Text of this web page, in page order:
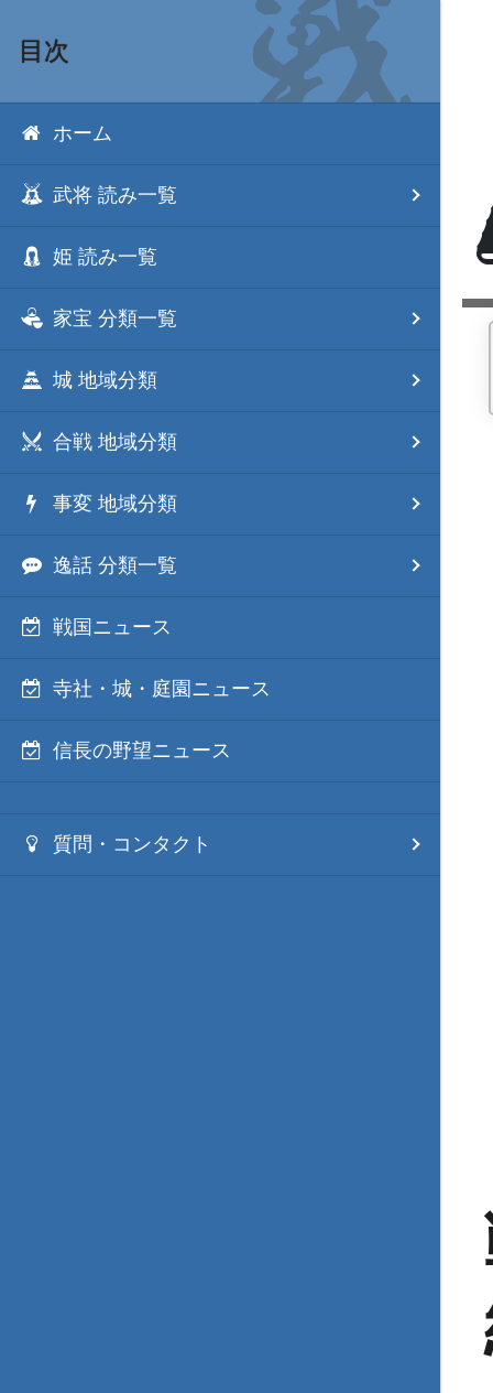
目次
ホーム
武将 読み一覧
姫 読み一覧
家宝 分類一覧
城 地域分類
合戦 地域分類
事変 地域分類
逸話 分類一覧
戦国ニュース
寺社・城・庭園ニュース
信長の野望ニュース
質問・コンタクト